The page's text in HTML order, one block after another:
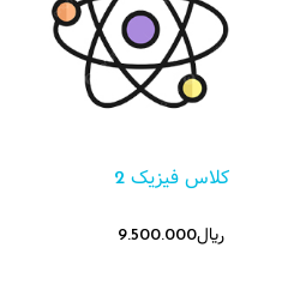
کلاس فیزیک 2
﷼9.500.000